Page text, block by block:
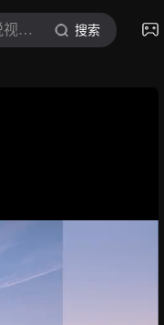
悦视评车 搜索